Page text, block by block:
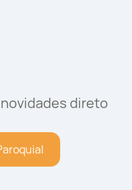
direto